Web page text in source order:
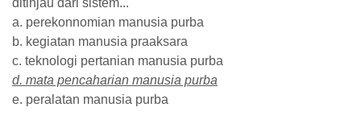
a. perekonnomian manusia purba
b. kegiatan manusia praaksara
c. teknologi pertanian manusia purba
d. mata pencaharian manusia purba
e. peralatan manusia purba